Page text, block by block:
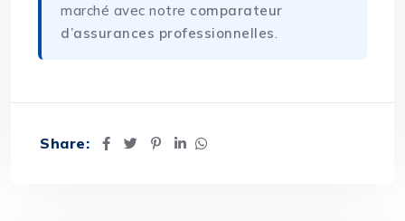
marché avec notre comparateur
d’assurances professionnelles.
Share: